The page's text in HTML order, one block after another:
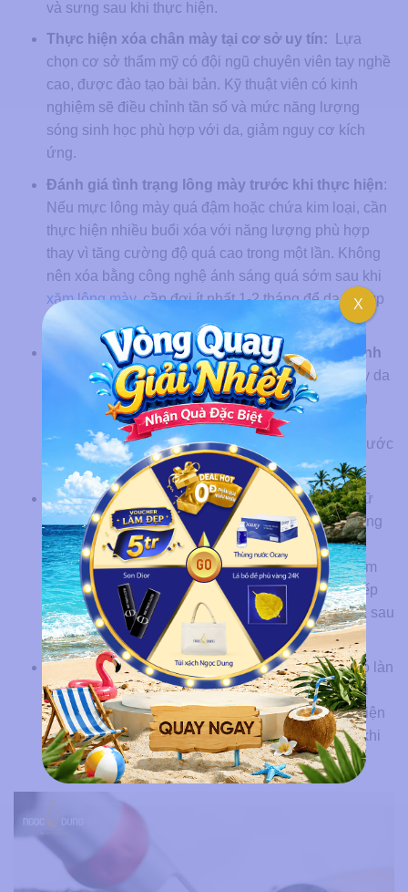
và sưng sau khi thực hiện.
Thực hiện xóa chân mày tại cơ sở uy tín:
Lựa
chọn cơ sở thẩm mỹ có đội ngũ chuyên viên tay nghề
cao, được đào tạo bài bản. Kỹ thuật viên có kinh
nghiệm sẽ điều chỉnh tần số và mức năng lượng
sóng sinh học phù hợp với da, giảm nguy cơ kích
ứng.
Đánh giá tình trạng lông mày trước khi thực hiện:
Nếu mực lông mày quá đậm hoặc chứa kim loại, cần
thực hiện nhiều buổi xóa với năng lượng phù hợp
thay vì tăng cường độ quá cao trong một lần. Không
nên xóa bằng công nghệ ánh sáng quá sớm sau khi
xăm lông mày, cần đợi ít nhất 1-2 tháng để da và lớp
mực ổn định, giảm nguy cơ tổn thương.
Chăm sóc da trước khi xóa bằng công nghệ ánh
sáng:
Tránh dùng các sản phẩm kích ứng như tẩy da
chết hóa học hoặc sản phẩm chứa retinol tại vùng
lông mày 1 tuần trước khi thực hiện. Nếu vùng da
đang bị viêm, mụn hoặc tổn thương, cần điều trị trước
khi tiến hành xóa lông mày.
Chăm sóc da sau xóa lông mày đúng cách:Giữ
vùng da sạch sẽ bằng cách vệ sinh nhẹ nhàng bằng
nước muối sinh lý để giảm nguy cơ nhiễm trùng.
Thoa các loại kem phục hồi hoặc thuốc kháng viêm
theo chỉ định để làm dịu da, không tiếp xúc trực tiếp
với ánh nắng hoặc sử dụng mỹ phẩm lên vùng da sau
khi xóa lông mày.
Kiểm tra cơ địa trước khi thực hiện: Nếu bạn có làn
da nhạy cảm hoặc dễ kích ứng, hãy thông báo với
chuyên viên để có liệu trình phù hợp hơn. Thực hiện
kiểm tra phản ứng nhiệt trên một vùng nhỏ trước khi
điều trị toàn bộ lông mày.
X